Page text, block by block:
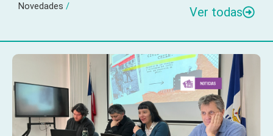
Novedades / Ver todas